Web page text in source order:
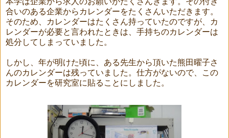
合いのある企業からカレンダーをたくさんいただきます。
そのため、カレンダーはたくさん持っていたのですが、カ
レンダーが必要と言われたときは、手持ちのカレンダーは
処分してしまっていました。
しかし、年が明けた頃に、ある先生から頂いた熊田曜子さ
んのカレンダーは残っていました。仕方がないので、この
カレンダーを研究室に貼ることにしました。